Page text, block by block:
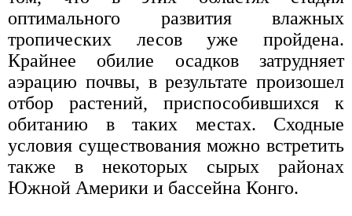
оптимального развития влажных
тропических лесов уже пройдена.
Крайнее обилие осадков затрудняет
аэрацию почвы, в результате произошел
отбор растений, приспособившихся к
обитанию в таких местах. Сходные
условия существования можно встретить
также в некоторых сырых районах
Южной Америки и бассейна Конго.